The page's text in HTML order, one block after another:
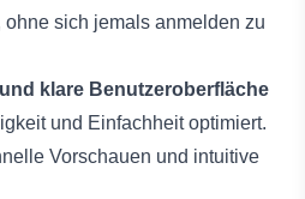
sich jemals anmelden zu
klare Benutzeroberfläche
und Einfachheit optimiert.
Vorschauen und intuitive